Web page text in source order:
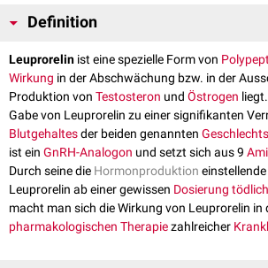
Definition
Leuprorelin ist eine spezielle Form von
Wirkung in der Abschwächung bzw. in der
Produktion von Testosteron und Östrogen
Gabe von Leuprorelin zu einer signifikanten
Blutgehaltesder beiden genannten
ist ein GnRH-Analogon und setzt sich aus 9
Durch seine die Hormonproduktion
Leuprorelin ab einer gewissen Dosierung tödlich
macht man sich die Wirkung von Leuprorelin in
pharmakologischen Therapiezahlreicher